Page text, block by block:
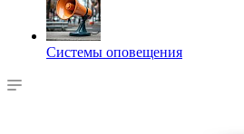
Системы оповещения